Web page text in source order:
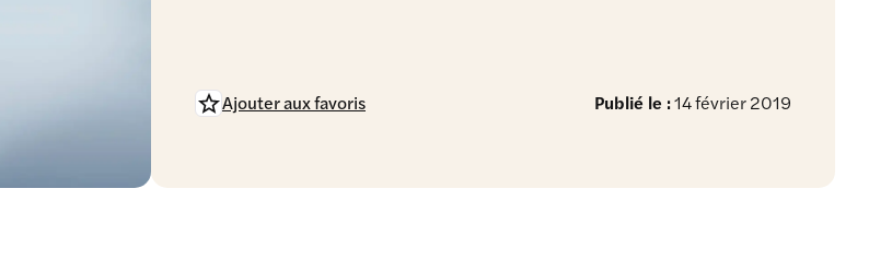
Publié le :14 février 2019
Ajouter aux favoris